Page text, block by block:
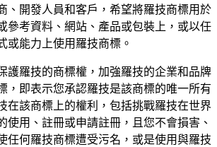
、開發人員和客戶，希望將羅技商標用於
參考資料、網站、產品或包裝上，或以任
或能力上使用羅技商標。
護羅技的商標權，加強羅技的企業和品牌
，即表示您承認羅技是該商標的唯一所有
在該商標上的權利，包括挑戰羅技在世界
使用、註冊或申請註冊，且您不會損害、
任何羅技商標遭受污名，或是使用與羅技